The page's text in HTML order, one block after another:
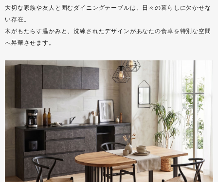
大切な家族や友人と囲むダイニングテーブルは、日々の暮らしに欠かせな
い存在。
木がもたらす温かみと、洗練されたデザインがあなたの食卓を特別な空間
へ昇華させます。